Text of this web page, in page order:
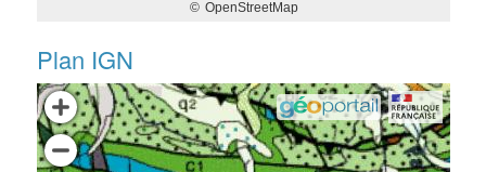
Plan IGN